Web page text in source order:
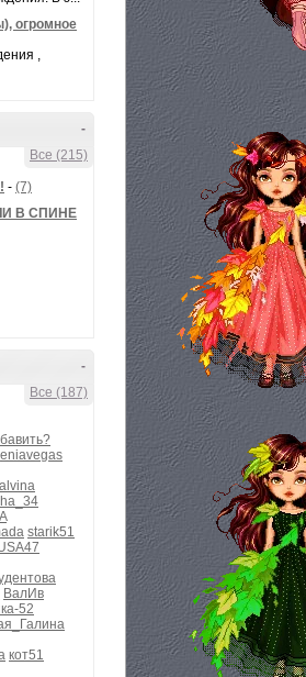
огромное
,
-
Все (215)
- (7)
В СПИНЕ
-
Все (187)
starik51
ВалИв
52
кот51